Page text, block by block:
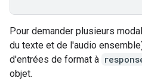
Pour demander plusieurs
du texte et de l'audio
d'entrées de format à
objet.